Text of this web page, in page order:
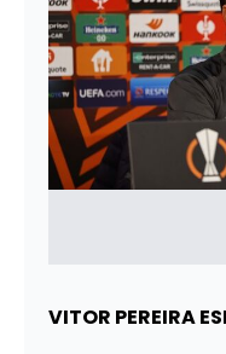
VITOR PEREIRA